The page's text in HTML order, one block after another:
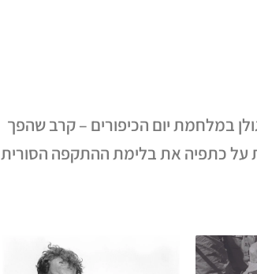
במלחמת יום הכיפורים – קרב שהפך
כתפיה את בלימת ההתקפה הסורית